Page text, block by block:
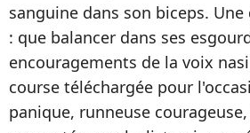
sanguine dans son biceps.
: que balancer dans ses
encouragements de la voix
course téléchargée pour
panique, runneuse